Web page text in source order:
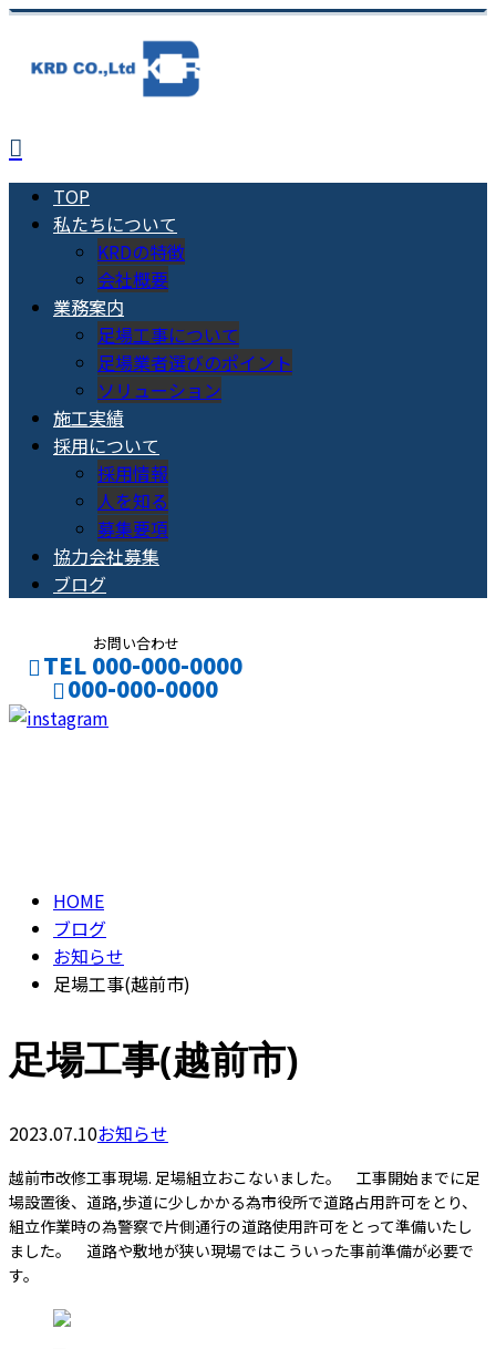
TOP
私たちについて
KRDの特徴
会社概要
業務案内
足場工事について
足場業者選びのポイント
ソリューション
施工実績
採用について
採用情報
人を知る
募集要項
協力会社募集
ブログ
お問い合わせ
TEL 000-000-0000
000-000-0000
HOME
ブログ
お知らせ
足場工事(越前市)
足場工事(越前市)
2023.07.10お知らせ
越前市改修工事現場. 足場組立おこないました。 工事開始までに足
場設置後、道路,歩道に少しかかる為市役所で道路占用許可をとり、
組立作業時の為警察で片側通行の道路使用許可をとって準備いたし
ました。 道路や敷地が狭い現場ではこういった事前準備が必要で
す。